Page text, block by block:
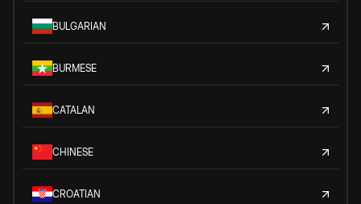
BULGARIAN
BURMESE
CATALAN
CHINESE
CROATIAN